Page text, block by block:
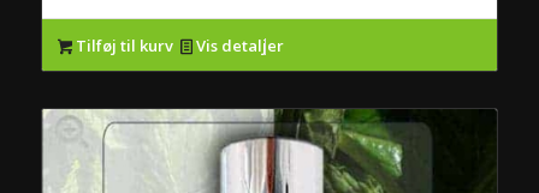
Tilføj til kurv Vis detaljer